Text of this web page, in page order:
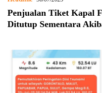
Penjualan Tiket Kapal
Ditutup Sementara